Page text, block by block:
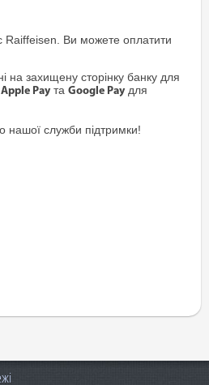
Raiffeisen. Ви можете оплатити
захищену сторінку банку для
Apple Pay таGoogle Pay для
нашої служби підтримки!